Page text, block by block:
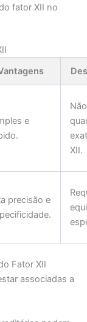
fator XII no
e
XII.
precisão e
Fator XII
associadas a